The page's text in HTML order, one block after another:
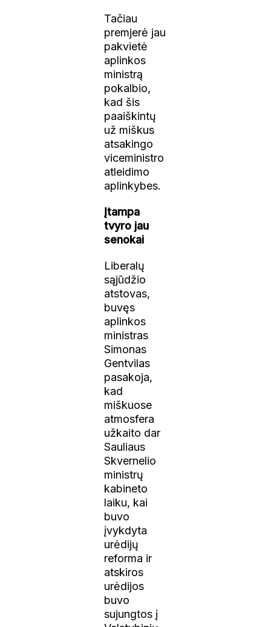
Tačiau
premjerė jau
pakvietė
aplinkos
ministrą
pokalbio,
kad šis
paaiškintų
už miškus
atsakingo
viceministro
atleidimo
aplinkybes.
Įtampa
tvyro jau
senokai
Liberalų
sąjūdžio
atstovas,
buvęs
aplinkos
ministras
Simonas
Gentvilas
pasakoja,
kad
miškuose
atmosfera
užkaito dar
Sauliaus
Skvernelio
ministrų
kabineto
laiku, kai
buvo
įvykdyta
urėdijų
reforma ir
atskiros
urėdijos
buvo
sujungtos į